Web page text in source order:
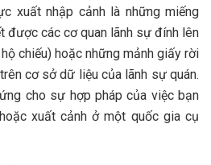
xuất nhập cảnh là những miếng
được các cơ quan lãnh sự đính lên
chiếu) hoặc những mảnh giấy rời
cơ sở dữ liệu của lãnh sự quán.
cho sự hợp pháp của việc bạn
xuất cảnh ở một quốc gia cụ